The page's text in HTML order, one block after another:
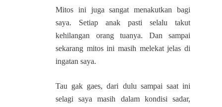
Mitos ini juga sangat menakutkan bagi
saya. Setiap anak pasti selalu takut
kehilangan orang tuanya. Dan sampai
sekarang mitos ini masih melekat jelas di
ingatan saya.
Tau gak gaes, dari dulu sampai saat ini
selagi saya masih dalam kondisi sadar,